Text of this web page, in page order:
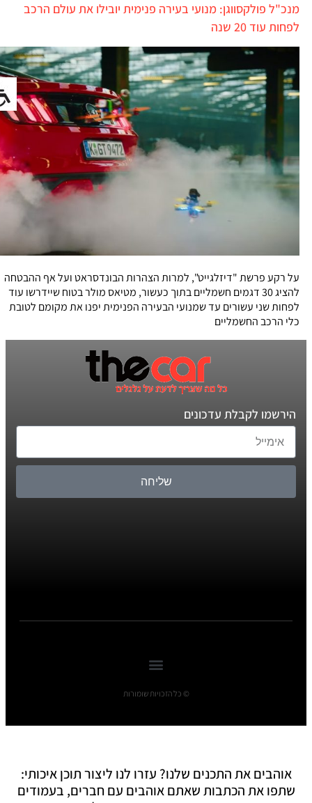
מנכ"ל פולקסווגן: מנועי בעירה פנימית יובילו את עולם הרכב
לפחות עוד 20 שנה
על רקע פרשת "דיזלגייט", למרות הצהרות הבונדסראט ועל אף ההבטחה
להציג 30 דגמים חשמליים בתוך כעשור, מטיאס מולר בטוח שיידרשו עוד
לפחות שני עשורים עד שמנועי הבעירה הפנימית יפנו את מקומם לטובת
כלי הרכב החשמליים
הירשמו לקבלת עדכונים
שליחה
© כל הזכויות שומורות
אוהבים את התכנים שלנו? עזרו לנו ליצור תוכן איכותי:
שתפו את הכתבות שאתם אוהבים עם חברים, בעמודים